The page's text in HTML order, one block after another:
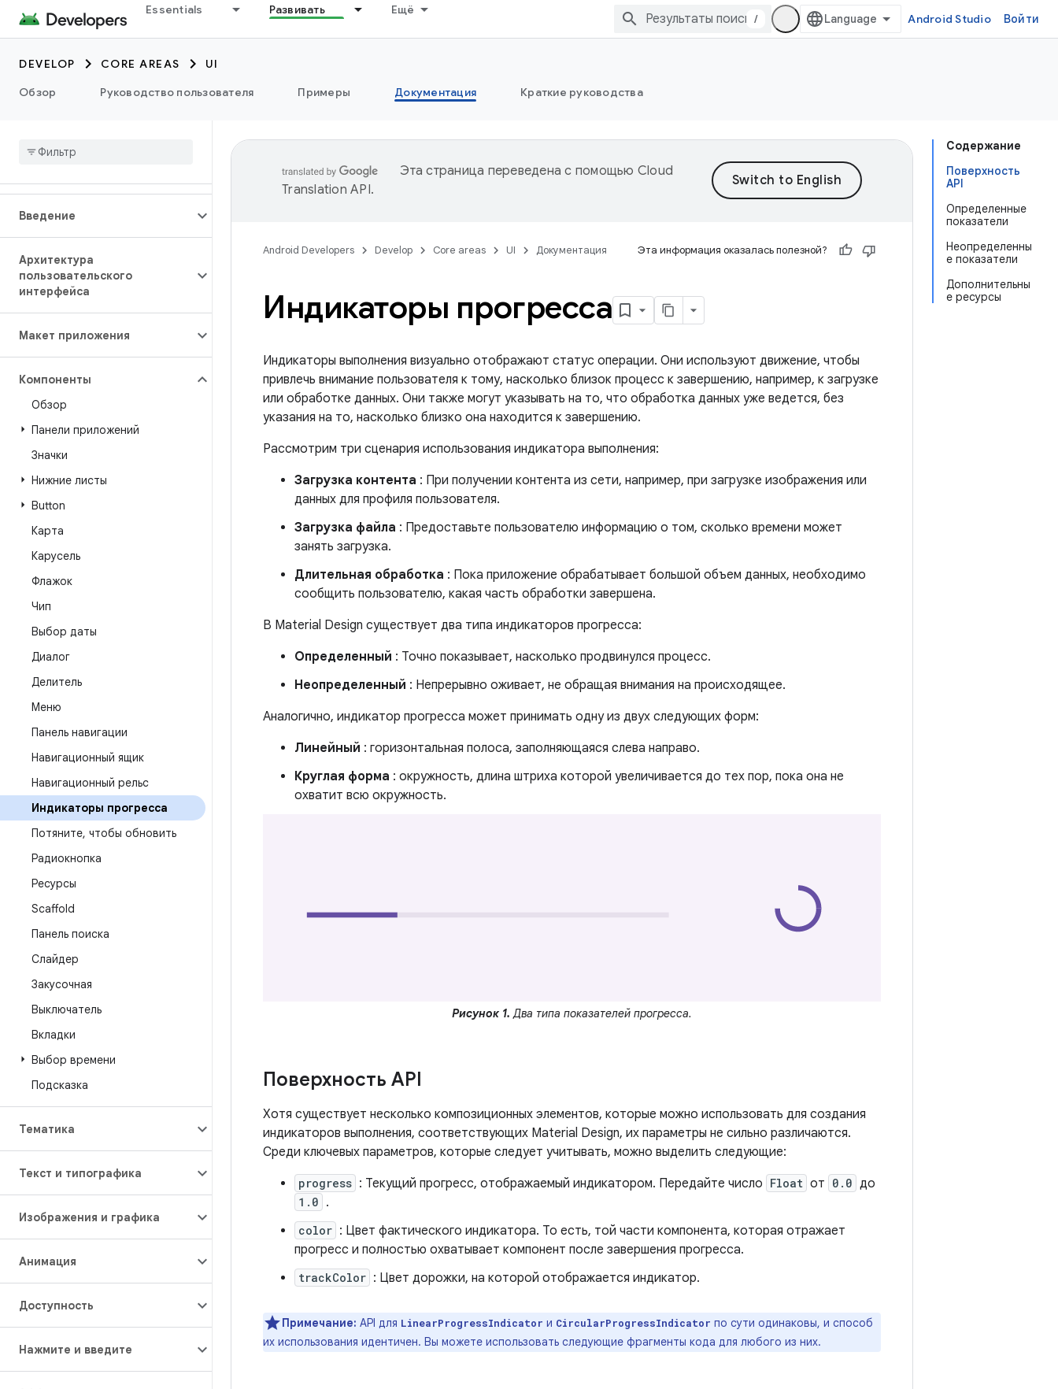
Essentials Развивать Ещё
/ Android Studio Войти
DEVELOP CORE AREAS
UI
Обзор
Руководство пользователя Примеры Документация Краткие руководства
Введение
Архитектура
пользовательского
интерфейса
Макет приложения
Компоненты
Обзор
Панели приложений
Значки
Нижние листы
Button
Карта
Карусель
Флажок
Чип
Выбор даты
Диалог
Делитель
Меню
Панель навигации
Навигационный ящик
Навигационный рельс
Индикаторы прогресса
Потяните, чтобы обновить
Радиокнопка
Ресурсы
Scaffold
Панель поиска
Слайдер
Закусочная
Выключатель
Вкладки
Выбор времени
Подсказка
Тематика
Текст и типографика
Изображения и графика
Анимация
Доступность
Нажмите и введите
Содержание
Поверхность
API
Определенные
показатели
Неопределенны
е показатели
Дополнительны
е ресурсы
Эта страница переведена с помощью Cloud
Translation API.
Android Developers Develop Core areas UI Документация Эта информация оказалась полезной?
Индикаторы прогресса
Индикаторы выполнения визуально отображают статус операции. Они используют движение, чтобы
привлечь внимание пользователя к тому, насколько близок процесс к завершению, например, к загрузке
или обработке данных. Они также могут указывать на то, что обработка данных уже ведется, без
указания на то, насколько близко она находится к завершению.
Рассмотрим три сценария использования индикатора выполнения:
Загрузка контента : При получении контента из сети, например, при загрузке изображения или
данных для профиля пользователя.
Загрузка файла : Предоставьте пользователю информацию о том, сколько времени может
занять загрузка.
Длительная обработка : Пока приложение обрабатывает большой объем данных, необходимо
сообщить пользователю, какая часть обработки завершена.
В Material Design существует два типа индикаторов прогресса:
Определенный : Точно показывает, насколько продвинулся процесс.
Неопределенный : Непрерывно оживает, не обращая внимания на происходящее.
Аналогично, индикатор прогресса может принимать одну из двух следующих форм:
Линейный : горизонтальная полоса, заполняющаяся слева направо.
Круглая форма : окружность, длина штриха которой увеличивается до тех пор, пока она не
охватит всю окружность.
Рисунок 1. Два типа показателей прогресса.
Поверхность API
Хотя существует несколько композиционных элементов, которые можно использовать для создания
индикаторов выполнения, соответствующих Material Design, их параметры не сильно различаются.
Среди ключевых параметров, которые следует учитывать, можно выделить следующие:
progress : Текущий прогресс, отображаемый индикатором. Передайте число Float от 0.0 до
1.0 .
color : Цвет фактического индикатора. То есть, той части компонента, которая отражает
прогресс и полностью охватывает компонент после завершения прогресса.
trackColor : Цвет дорожки, на которой отображается индикатор.
Примечание: API для LinearProgressIndicator и CircularProgressIndicator по сути одинаковы, и способ
их использования идентичен. Вы можете использовать следующие фрагменты кода для любого из них.